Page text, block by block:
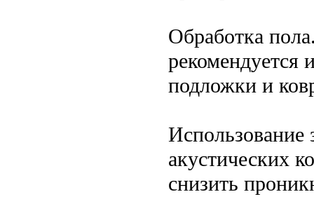
Обработка
рекомендуется
подложки и
акустических
снизить